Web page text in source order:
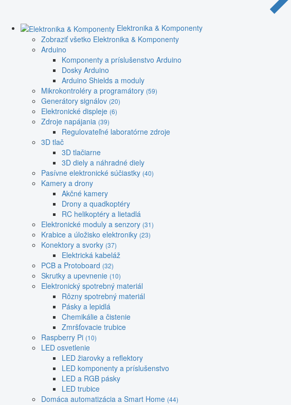
Elektronika & Komponenty
Zobraziť všetko Elektronika & Komponenty
Arduino
Komponenty a príslušenstvo Arduino
Dosky Arduino
Arduino Shields a moduly
Mikrokontroléry a programátory (59)
Generátory signálov (20)
Elektronické displeje (6)
Zdroje napájania (39)
Regulovateľné laboratórne zdroje
3D tlač
3D tlačiarne
3D diely a náhradné diely
Pasívne elektronické súčiastky (40)
Kamery a drony
Akčné kamery
Drony a quadkoptéry
RC helikoptéry a lietadlá
Elektronické moduly a senzory (31)
Krabice a úložisko elektroniky (23)
Konektory a svorky (37)
Elektrická kabeláž
PCB a Protoboard (32)
Skrutky a upevnenie (10)
Elektronický spotrebný materiál
Rôzny spotrebný materiál
Pásky a lepidlá
Chemikálie a čistenie
Zmršťovacie trubice
Raspberry Pi (10)
LED osvetlenie
LED žiarovky a reflektory
LED komponenty a príslušenstvo
LED a RGB pásky
LED trubice
Domáca automatizácia a Smart Home (44)